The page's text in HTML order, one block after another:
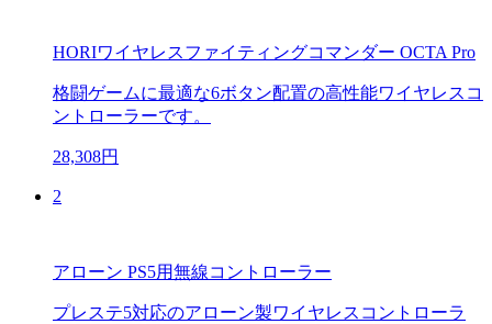
HORIワイヤレスファイティングコマンダー OCTA Pro
格闘ゲームに最適な6ボタン配置の高性能ワイヤレスコ
ントローラーです。
28,308円
2
アローン PS5用無線コントローラー
プレステ5対応のアローン製ワイヤレスコントローラ